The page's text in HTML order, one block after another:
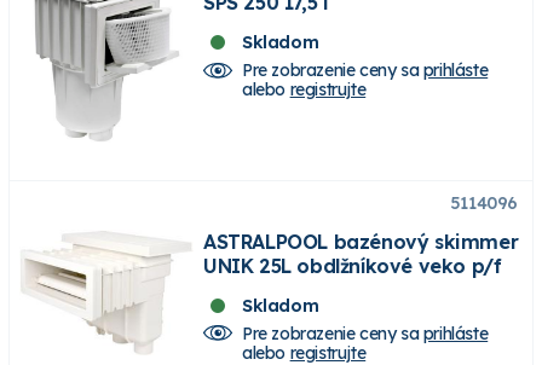
Skladom
Pre zobrazenie ceny saprihláste
alebo registrujte
5114096
ASTRALPOOL bazénový skimmer
UNIK 25L obdlžníkové veko p/f
Skladom
Pre zobrazenie ceny saprihláste
alebo registrujte